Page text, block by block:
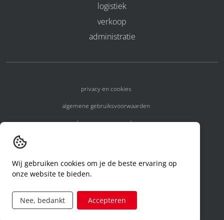
logistiek
verkoop
administratie
privacy en cookies
algemene gebruiksvoorwaarden
algemene voorwaarden
code of conduct
aanvraag rechten ivm privacy
Wij gebruiken cookies om je de beste ervaring op
onze website te bieden.
Nee, bedankt Accepteren